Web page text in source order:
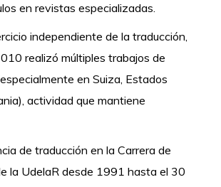
en revistas especializadas.
independiente de la traducción,
realizó múltiples trabajos de
en Suiza, Estados
actividad que mantiene
de traducción en la Carrera de
la UdelaR desde 1991 hasta el 30